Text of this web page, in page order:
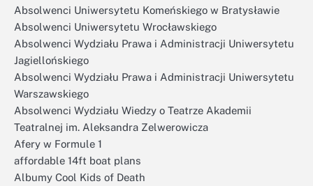
Absolwenci Uniwersytetu Komeńskiego w Bratysławie
Absolwenci Uniwersytetu Wrocławskiego
Absolwenci Wydziału Prawa i Administracji Uniwersytetu
Jagiellońskiego
Absolwenci Wydziału Prawa i Administracji Uniwersytetu
Warszawskiego
Absolwenci Wydziału Wiedzy o Teatrze Akademii
Teatralnej im. Aleksandra Zelwerowicza
Afery w Formule 1
affordable 14ft boat plans
Albumy Cool Kids of Death